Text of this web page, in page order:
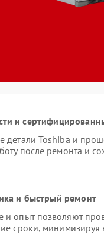
и
детали Toshiba и
после ремонта и
и быстрый ремонт
опыт позволяют
сроки, минимизируя